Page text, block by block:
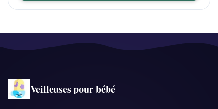
Veilleuses pour bébé